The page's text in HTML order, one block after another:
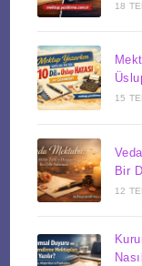
18
15
Bir
12